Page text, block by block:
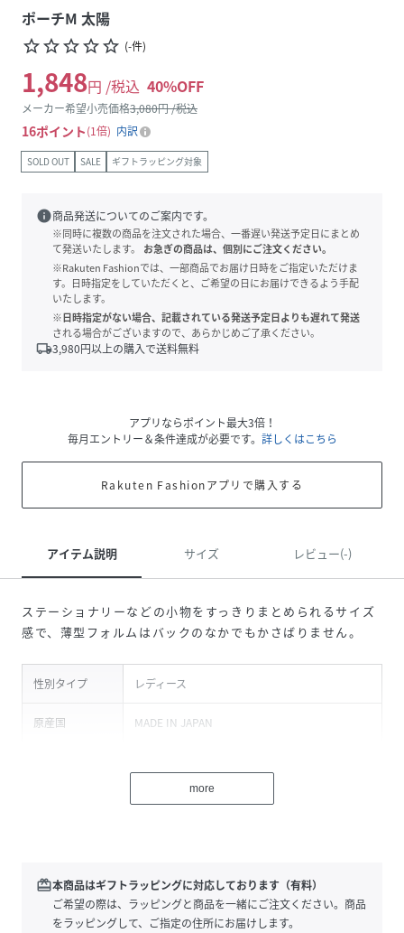
ポーチM 太陽
star_borderstar_borderstar_borderstar_borderstar_border (-件)
1,848円 /税込 40%OFF
メーカー希望小売価格3,080円 /税込
16ポイント 1倍 内訳
SOLD OUT SALE ギフトラッピング対象
info商品発送についてのご案内です。
※同時に複数の商品を注文された場合、一番遅い発送予定日にまとめ
て発送いたします。
お急ぎの商品は、個別にご注文ください。
※Rakuten Fashionでは、一部商品でお届け日時をご指定いただけま
す。日時指定をしていただくと、ご希望の日にお届けできるよう手配
いたします。
※日時指定がない場合、記載されている発送予定日よりも遅れて発送
される場合がございますので、あらかじめご了承ください。
local_shipping3,980円以上の購入で送料無料
アプリならポイント最大3倍！
毎月エントリー＆条件達成が必要です。 詳しくはこちら
Rakuten Fashionアプリで購入する
アイテム説明 サイズ レビュー(-)
ステーショナリーなどの小物をすっきりまとめられるサイズ
感で、薄型フォルムはバックのなかでもかさばりません。
性別タイプ レディース
原産国 MADE IN JAPAN
00(フリー)
品番
DD7279_S010216
( S010216-090-00 DD7279)
more
redeem本商品はギフトラッピングに対応しております（有料）
ご希望の際は、ラッピングと商品を一緒にご注文ください。商品
をラッピングして、ご指定の住所にお届けします。